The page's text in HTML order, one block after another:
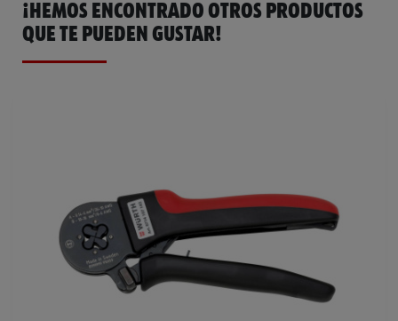
Longitud 390 mm
Peso del producto (por artículo)
Catálogo General 0714036300
Ficha Técnica
¡HEMOS ENCONTRADO OTROS PRODUCTOS
QUE TE PUEDEN GUSTAR!